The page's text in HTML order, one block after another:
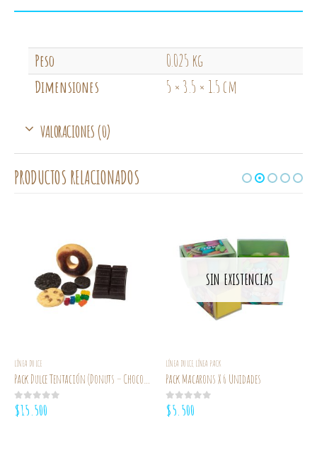
Peso
0.025 kg
Dimensiones
5 × 3.5 × 1.5 cm
VALORACIONES (0)
PRODUCTOS RELACIONADOS
LÍNEA DULCE
0out of 5
$15.500
SIN EXISTENCIAS
LÍNEA DULCE LÍNEA PACK
Pack Macarons X 6 Unidades
0 out of 5
$5.500